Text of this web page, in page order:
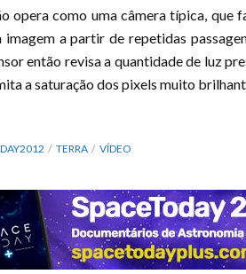
opera como uma câmera típica, que
imagem a partir de repetidas
então revisa a quantidade de luz
a saturação dos pixels muito
TERRA VÍDEO